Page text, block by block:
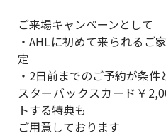
ご来場キャンペーンとして
・AHLに初めて来られるご
定
・2日前までのご予約が条件
スターバックスカード￥
トする特典も
ご用意しております